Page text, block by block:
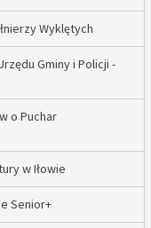
Wyklętych
Gminy i Policji -
o Puchar
w Iłowie
Senior+